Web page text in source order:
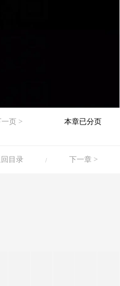
一页 > 本章已分页
目录 / 下一章 >